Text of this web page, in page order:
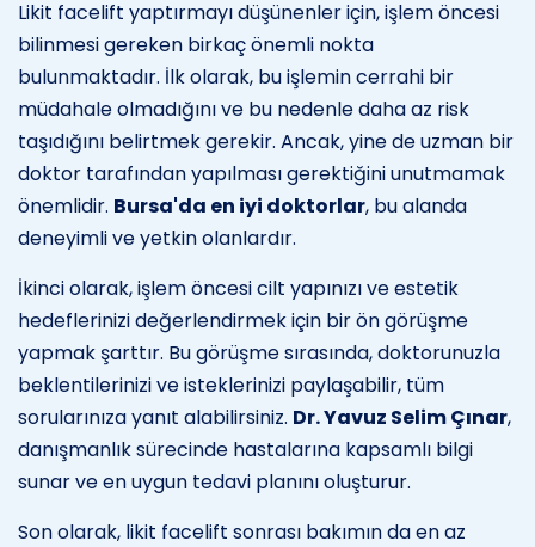
Likit facelift yaptırmayı düşünenler için, işlem öncesi
bilinmesi gereken birkaç önemli nokta
bulunmaktadır. İlk olarak, bu işlemin cerrahi bir
müdahale olmadığını ve bu nedenle daha az risk
taşıdığını belirtmek gerekir. Ancak, yine de uzman bir
doktor tarafından yapılması gerektiğini unutmamak
önemlidir. Bursa'da en iyi doktorlar, bu alanda
deneyimli ve yetkin olanlardır.
İkinci olarak, işlem öncesi cilt yapınızı ve estetik
hedeflerinizi değerlendirmek için bir ön görüşme
yapmak şarttır. Bu görüşme sırasında, doktorunuzla
beklentilerinizi ve isteklerinizi paylaşabilir, tüm
sorularınıza yanıt alabilirsiniz. Dr. Yavuz Selim Çınar,
danışmanlık sürecinde hastalarına kapsamlı bilgi
sunar ve en uygun tedavi planını oluşturur.
Son olarak, likit facelift sonrası bakımın da en az